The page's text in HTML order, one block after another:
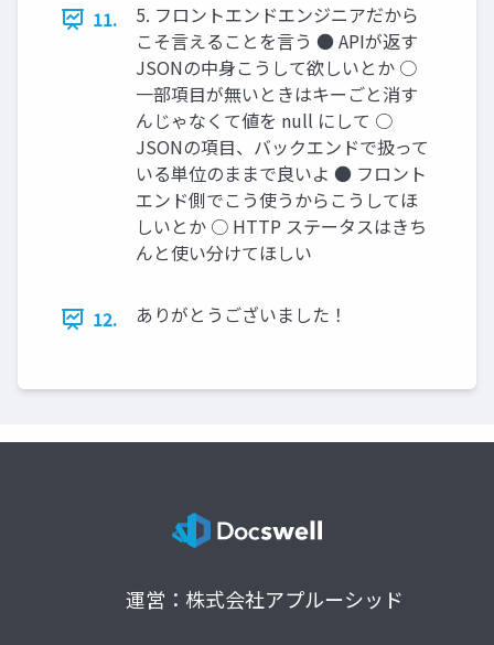
11.
5. フロントエンドエンジニアだから
こそ言えることを言う ● APIが返す
JSONの中身こうして欲しいとか ○
一部項目が無いときはキーごと消す
んじゃなくて値を null にして ○
JSONの項目、バックエンドで扱って
いる単位のままで良いよ ● フロント
エンド側でこう使うからこうしてほ
しいとか ○ HTTP ステータスはきち
んと使い分けてほしい
12. ありがとうございました！
運営：株式会社アプルーシッド